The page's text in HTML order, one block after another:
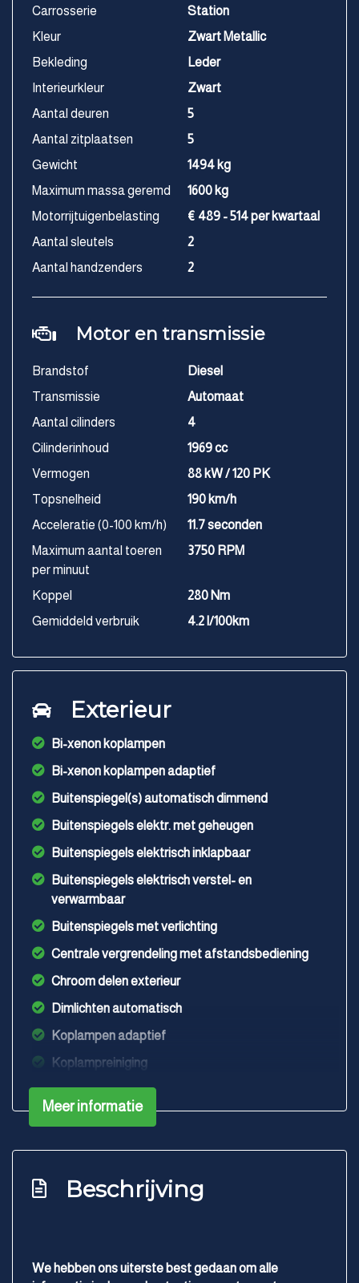
Carrosserie
Station
Kleur
Zwart Metallic
Bekleding
Leder
Interieurkleur
Zwart
Aantal deuren
5
Aantal zitplaatsen
5
Gewicht
1494 kg
Maximum massa geremd
1600 kg
Motorrijtuigenbelasting
€ 489 - 514 per kwartaal
Aantal sleutels
2
Aantal handzenders
2
Motor en transmissie
Brandstof
Diesel
Transmissie
Automaat
Aantal cilinders
4
Cilinderinhoud
1969 cc
Vermogen
88 kW / 120 PK
Topsnelheid
190 km/h
Acceleratie (0-100 km/h)
11.7 seconden
Maximum aantal toeren
per minuut
3750 RPM
Koppel
280 Nm
Gemiddeld verbruik
4.2 l/100km
Exterieur
Bi-xenon koplampen
Bi-xenon koplampen adaptief
Buitenspiegel(s) automatisch dimmend
Buitenspiegels elektr. met geheugen
Buitenspiegels elektrisch inklapbaar
Buitenspiegels elektrisch verstel- en
verwarmbaar
Buitenspiegels met verlichting
Centrale vergrendeling met afstandsbediening
Chroom delen exterieur
Dimlichten automatisch
Koplampen adaptief
Koplampreiniging
Led dagrijverlichting
Ruitensproeiers/wisserbladen verwarmbaar
Interieur
Meer informatie
Beschrijving
We hebben ons uiterste best gedaan om alle